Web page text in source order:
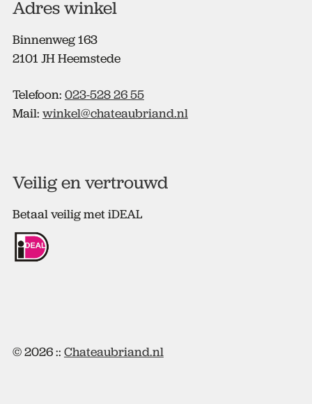
Adres winkel
Binnenweg 163
2101 JH Heemstede
Telefoon: 023-528 26 55
Mail: winkel@chateaubriand.nl
Veilig en vertrouwd
Betaal veilig met iDEAL
© 2026 :: Chateaubriand.nl